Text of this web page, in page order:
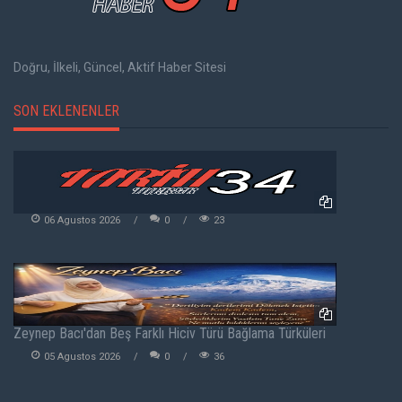
Doğru, İlkeli, Güncel, Aktif Haber Sitesi
SON EKLENENLER
06 Agustos 2026 0 23
Zeynep Bacı'dan Beş Farklı Hiciv Türü Bağlama Türküleri
05 Agustos 2026 0 36